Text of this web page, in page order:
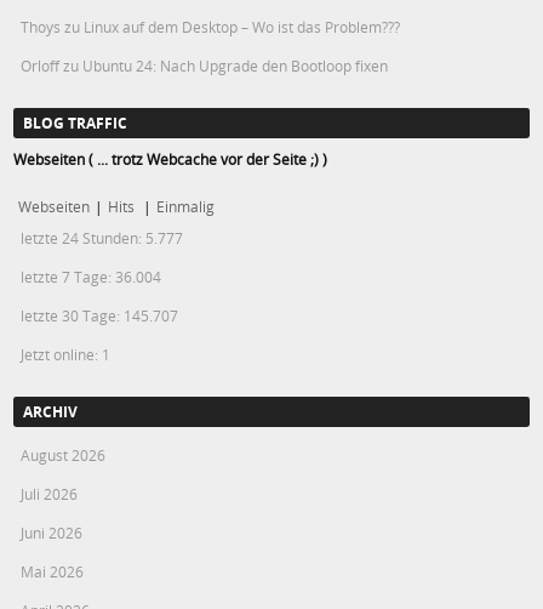
Thoys zu Linux auf dem Desktop – Wo ist das Problem???
Orloffzu Ubuntu 24: Nach Upgrade den Bootloop fixen
BLOG TRAFFIC
Webseiten ( ... trotz Webcache vor der Seite ;) )
Webseiten | Hits | Einmalig
letzte 24 Stunden: 5.777
letzte 7 Tage: 36.004
letzte 30 Tage: 145.707
Jetzt online: 1
ARCHIV
August 2026
Juli 2026
Juni 2026
Mai 2026